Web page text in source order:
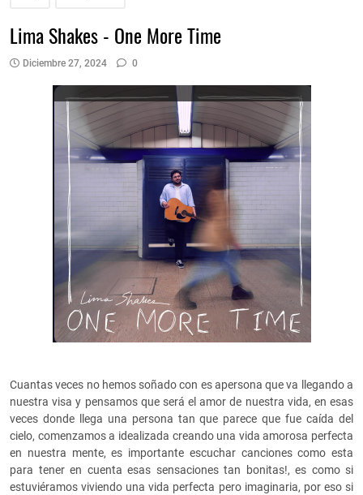
Lima Shakes - One More Time
Diciembre 27, 2024 0
Cuantas veces no hemos soñado con es apersona que va llegando a
nuestra visa y pensamos que será el amor de nuestra vida, en esas
veces donde llega una persona tan que parece que fue caída del
cielo, comenzamos a idealizada creando una vida amorosa perfecta
en nuestra mente, es importante escuchar canciones como esta
para tener en cuenta esas sensaciones tan bonitas!, es como si
estuviéramos viviendo una vida perfecta pero imaginaria, por eso si